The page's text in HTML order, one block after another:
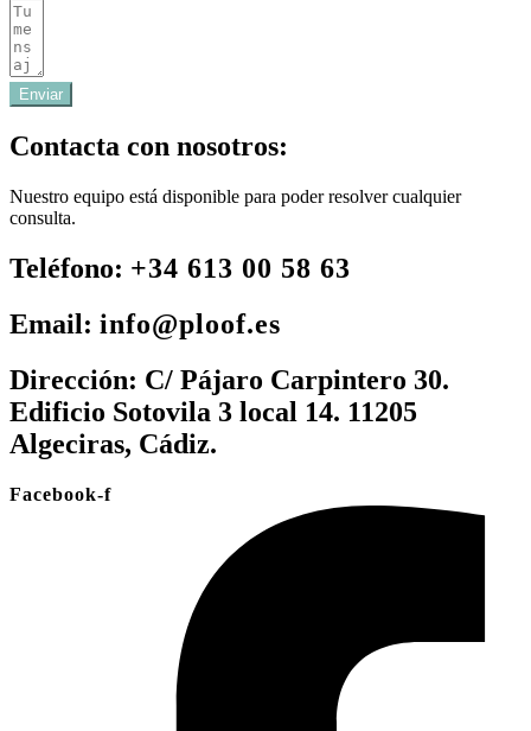
Enviar
Contacta con nosotros:
Nuestro equipo está disponible para poder resolver cualquier
consulta.
Teléfono: +34 613 00 58 63
Email: info@ploof.es
Dirección: C/ Pájaro Carpintero 30.
Edificio Sotovila 3 local 14. 11205
Algeciras, Cádiz.
Facebook-f